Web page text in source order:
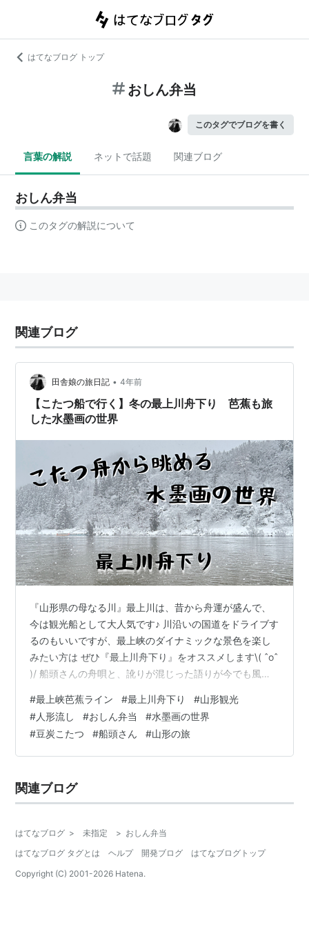
はてなブログ トップ
おしん弁当
このタグでブログを書く
言葉の解説 ネットで話題 関連ブログ
おしん弁当
このタグの解説について
関連ブログ
田舎娘の旅日記 • 4年前
【こたつ船で行く】冬の最上川舟下り 芭蕉も旅
した水墨画の世界
『山形県の母なる川』最上川は、昔から舟運が盛んで、
今は観光船として大人気です♪ 川沿いの国道をドライブす
るのもいいですが、最上峡のダイナミックな景色を楽し
みたい方は ぜひ『最上川舟下り』をオススメします\( ˆoˆ
)/ 船頭さんの舟唄と、訛りが混じった語りが今でも風景
会社 【乗船するまでのワクワク感】 【しゅっぱーつ\(
ˆoˆ )/】 【舟から見る幽玄な景色】 人形（ひとがた）流
し 【最上川舟唄♪】 【最上川ライン下り旅動画🎥👀✨】
【乗船するまでのワクワク感】 前日までの降雪量が凄い
夫と…
#最上峡芭蕉ライン #最上川舟下り #山形観光
#人形流し #おしん弁当 #水墨画の世界
#豆炭こたつ #船頭さん #山形の旅
関連ブログ
はてなブログ > 未指定 > おしん弁当
はてなブログ タグとは
ヘルプ 開発ブログ
はてなブログトップ
Copyright (C) 2001-2026 Hatena.